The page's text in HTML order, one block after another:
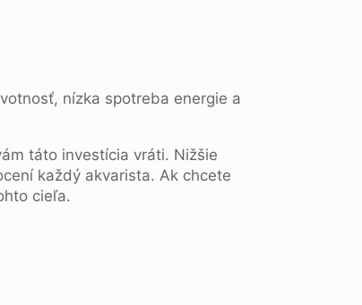
nízka spotreba energie a
táto investícia vráti. Nižšie
každý akvarista. Ak chcete
cieľa.